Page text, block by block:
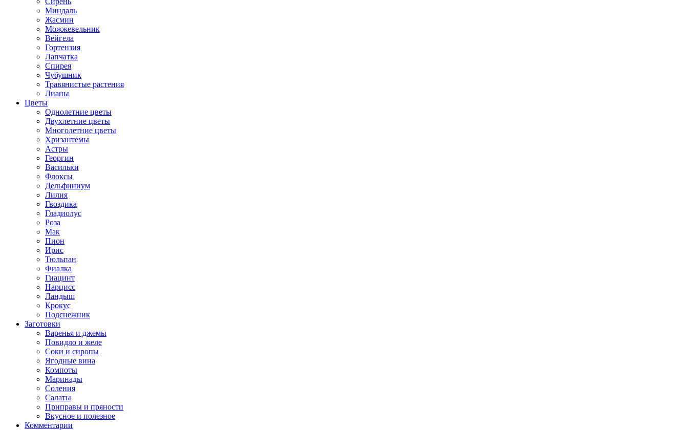
Миндаль
Жасмин
Можжевельник
Вейгела
Гортензия
Лапчатка
Спирея
Чубушник
Травянистые растения
Лианы
Цветы
Однолетние цветы
Двухлетние цветы
Многолетние цветы
Хризантемы
Астры
Георгин
Васильки
Флоксы
Дельфиниум
Лилия
Гвоздика
Гладиолус
Роза
Мак
Пион
Ирис
Тюльпан
Фиалка
Гиацинт
Нарцисс
Ландыш
Крокус
Подснежник
Заготовки
Варенья и джемы
Повидло и желе
Соки и сиропы
Ягодные вина
Компоты
Маринады
Соления
Салаты
Приправы и пряности
Вкусное и полезное
Комментарии